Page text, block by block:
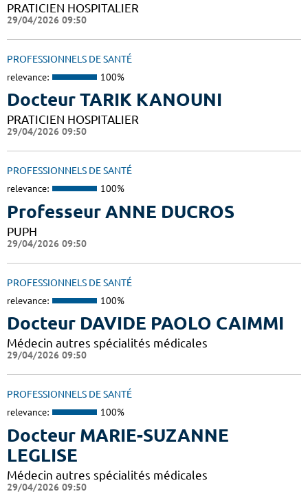
PRATICIEN HOSPITALIER
29/04/2026 09:50
PROFESSIONNELS DE SANTÉ
relevance: 100%
Docteur TARIK KANOUNI
PRATICIEN HOSPITALIER
29/04/2026 09:50
PROFESSIONNELS DE SANTÉ
relevance: 100%
Professeur ANNE DUCROS
PUPH
29/04/2026 09:50
PROFESSIONNELS DE SANTÉ
relevance: 100%
Docteur DAVIDE PAOLO CAIMMI
Médecin autres spécialités médicales
29/04/2026 09:50
PROFESSIONNELS DE SANTÉ
relevance: 100%
Docteur MARIE-SUZANNE
LEGLISE
Médecin autres spécialités médicales
29/04/2026 09:50